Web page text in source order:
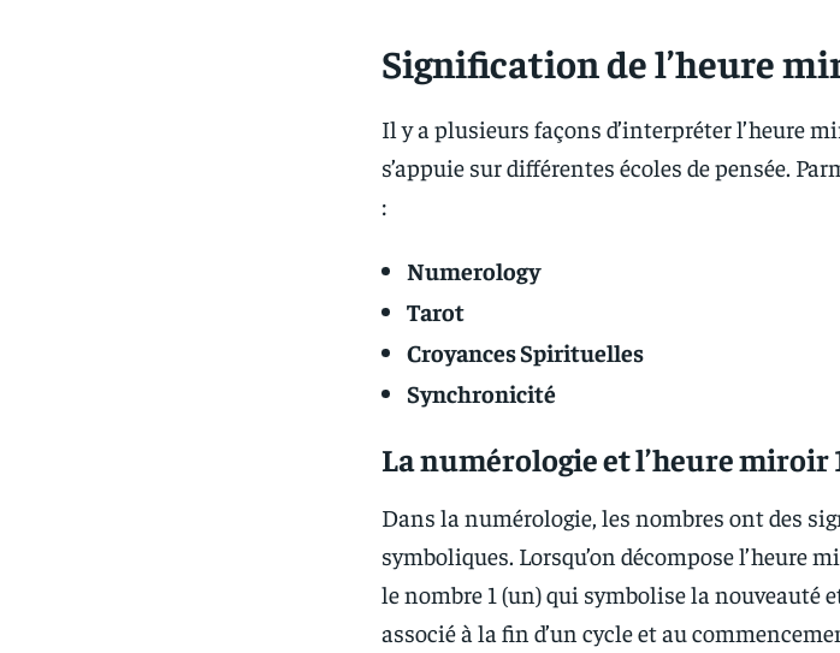
Signification de l’heure
Il y a plusieurs façons d’interpréter l’heure
s’appuie sur différentes écoles de pensée.
:
Numerology
Tarot
Croyances Spirituelles
Synchronicité
La numérologie et l’heure miroir
Dans la numérologie, les nombres ont des
symboliques. Lorsqu’on décompose l’heure
le nombre 1 (un) qui symbolise la nouveauté
associé à la fin d’un cycle et au